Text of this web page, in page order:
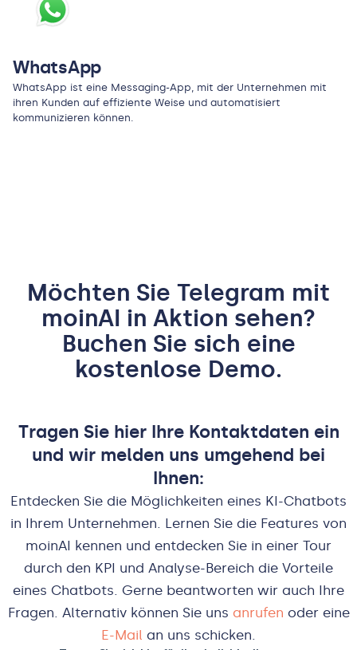
WhatsApp
WhatsApp ist eine Messaging-App, mit der Unternehmen mit
ihren Kunden auf effiziente Weise und automatisiert
kommunizieren können.
Möchten Sie Telegram mit
moinAI in Aktion sehen?
Buchen Sie sich eine
kostenlose Demo.
Tragen Sie hier Ihre Kontaktdaten ein
und wir melden uns umgehend bei
Ihnen:
Entdecken Sie die Möglichkeiten eines KI-Chatbots
in Ihrem Unternehmen. Lernen Sie die Features von
moinAI kennen und entdecken Sie in einer Tour
durch den KPI und Analyse-Bereich die Vorteile
eines Chatbots. Gerne beantworten wir auch Ihre
Fragen. Alternativ können Sie uns anrufen oder eine
E-Mail an uns schicken.